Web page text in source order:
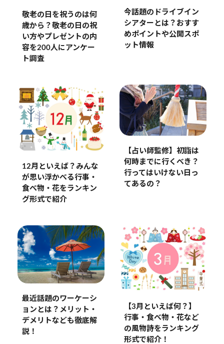
敬老の日を祝うのは何
歳から？敬老の日の祝
い方やプレゼントの内
容を200人にアンケー
ト調査
今話題のドライブイン
シアターとは？おすす
めポイントや公開スポ
ット情報
12月といえば？みんな
が思い浮かべる行事・
食べ物・花をランキン
グ形式で紹介
【占い師監修】初詣は
何時までに行くべき？
行ってはいけない日っ
てあるの？
最近話題のワーケーシ
ョンとは？メリット・
デメリトなども徹底解
説！
【3月といえば何？】
行事・食べ物・花など
の風物詩をランキング
形式で紹介！